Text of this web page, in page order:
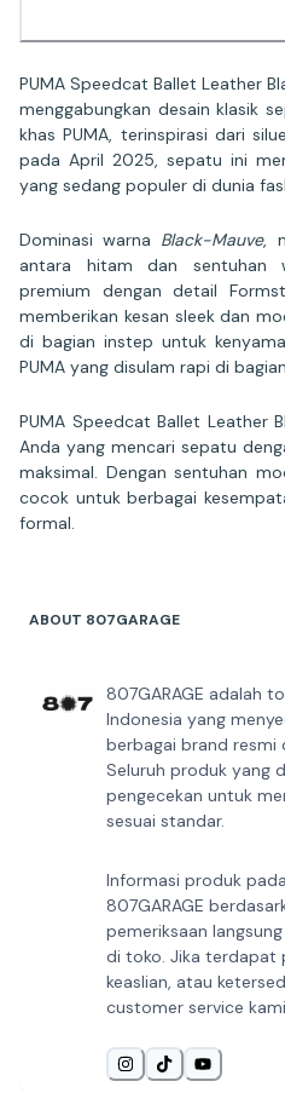
PUMA Speedcat Ballet Leather
menggabungkan desain klasik
khas PUMA, terinspirasi dari
pada April 2025, sepatu ini
yang sedang populer di dunia
Dominasi warna Black-Mauve,
antara hitam dan sentuhan
premium dengan detail
memberikan kesan sleek dan
di bagian instep untuk
PUMA yang disulam rapi di
PUMA Speedcat Ballet Leather
Anda yang mencari sepatu
maksimal. Dengan sentuhan
cocok untuk berbagai
formal.
ABOUT 807GARAGE
807GARAGE adalah
Indonesia yang
berbagai brand
Seluruh produk yang
pengecekan untuk
sesuai standar.
Informasi produk
807GARAGE
pemeriksaan
di toko. Jika terdapat
keaslian, atau
customer service